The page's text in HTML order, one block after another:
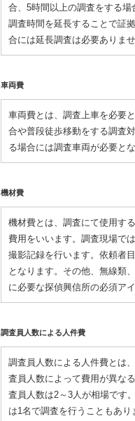
合、5時間以上の調査をする場
調査時間を延長することで証
合には延長調査は必要ありませ
車両費
車両費とは、調査上車を必要
合や普段徒歩移動をする調査
る場合には調査車両が必要とな
機材費
機材費とは、調査にて使用す
費用をいいます。調査現場で
撮影記録を行います。依頼者
となります。その他、無線類
に必要な探偵興信所の必須ア
調査員人数による人件費
調査員人数による人件費とは
査員人数によって費用が異な
査員人数は2～3人が相場です
は1名で調査を行うこともあり